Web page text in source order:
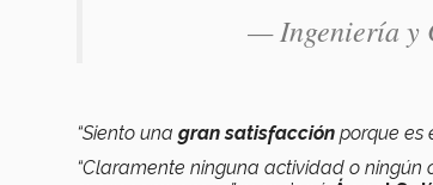
— Ingeniería y
“Siento una gran satisfacción porque es
“Claramente ninguna actividad o